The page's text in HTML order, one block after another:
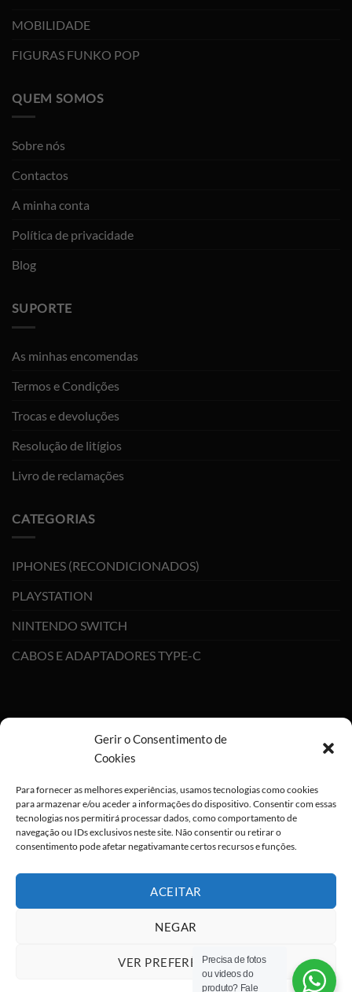
Gerir o Consentimento de
Cookies
Para fornecer as melhores experiências, usamos tecnologias como cookies
para armazenar e/ou aceder a informações do dispositivo. Consentir com essas
tecnologias nos permitirá processar dados, como comportamento de
navegação ou IDs exclusivos neste site. Não consentir ou retirar o
consentimento pode afetar negativamante certos recursos e funções.
ACEITAR
NEGAR
VER PREFERÊNCIAS
MOBILIDADE
FIGURAS FUNKO POP
QUEM SOMOS
Sobre nós
Contactos
A minha conta
Política de privacidade
Blog
SUPORTE
As minhas encomendas
Termos e Condições
Trocas e devoluções
Resolução de litígios
Livro de reclamações
CATEGORIAS
IPHONES (RECONDICIONADOS)
PLAYSTATION
NINTENDO SWITCH
CABOS E ADAPTADORES TYPE-C
Stripe MasterCardCash
Precisa de fotos
ou videos do
produto? Fale